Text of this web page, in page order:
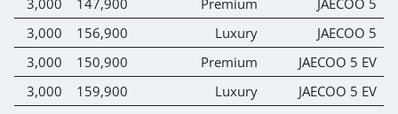
JAECOO 5
Luxury
156,900
3,000
JAECOO 5 EV
Premium
150,900
3,000
JAECOO 5 EV
Luxury
159,900
3,000